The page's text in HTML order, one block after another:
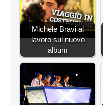
Michele Bravi al
lavoro sul nuovo
album